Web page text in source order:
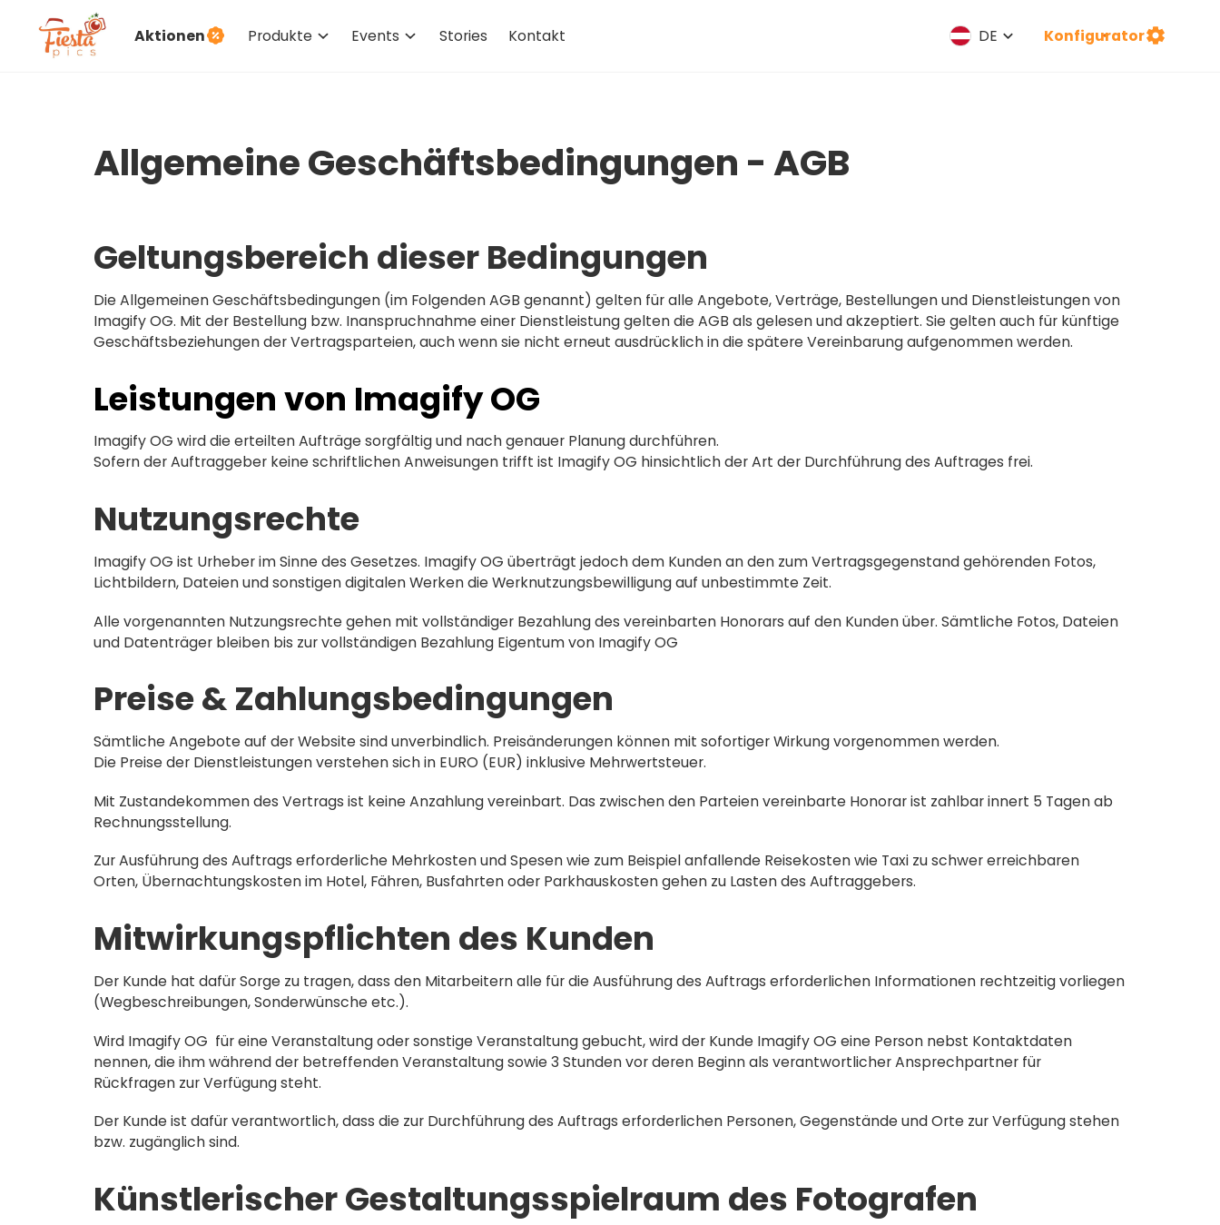
Aktionen Produkte Events Stories Kontakt DE Konfigurator
Allgemeine Geschäftsbedingungen - AGB
Geltungsbereich dieser Bedingungen
Die Allgemeinen Geschäftsbedingungen (im Folgenden AGB genannt) gelten für alle Angebote, Verträge, Bestellungen und Dienstleistungen von
Imagify OG. Mit der Bestellung bzw. Inanspruchnahme einer Dienstleistung gelten die AGB als gelesen und akzeptiert. Sie gelten auch für künftige
Geschäftsbeziehungen der Vertragsparteien, auch wenn sie nicht erneut ausdrücklich in die spätere Vereinbarung aufgenommen werden.
Leistungen von Imagify OG
Imagify OG wird die erteilten Aufträge sorgfältig und nach genauer Planung durchführen.
Sofern der Auftraggeber keine schriftlichen Anweisungen trifft ist Imagify OG hinsichtlich der Art der Durchführung des Auftrages frei.
Nutzungsrechte
Imagify OG ist Urheber im Sinne des Gesetzes. Imagify OG überträgt jedoch dem Kunden an den zum Vertragsgegenstand gehörenden Fotos,
Lichtbildern, Dateien und sonstigen digitalen Werken die Werknutzungsbewilligung auf unbestimmte Zeit.
Alle vorgenannten Nutzungsrechte gehen mit vollständiger Bezahlung des vereinbarten Honorars auf den Kunden über. Sämtliche Fotos, Dateien
und Datenträger bleiben bis zur vollständigen Bezahlung Eigentum von Imagify OG
Preise & Zahlungsbedingungen
Sämtliche Angebote auf der Website sind unverbindlich. Preisänderungen können mit sofortiger Wirkung vorgenommen werden.
Die Preise der Dienstleistungen verstehen sich in EURO (EUR) inklusive Mehrwertsteuer.
Mit Zustandekommen des Vertrags ist keine Anzahlung vereinbart. Das zwischen den Parteien vereinbarte Honorar ist zahlbar innert 5 Tagen ab
Rechnungsstellung.
Zur Ausführung des Auftrags erforderliche Mehrkosten und Spesen wie zum Beispiel anfallende Reisekosten wie Taxi zu schwer erreichbaren
Orten, Übernachtungskosten im Hotel, Fähren, Busfahrten oder Parkhauskosten gehen zu Lasten des Auftraggebers.
Mitwirkungspflichten des Kunden
Der Kunde hat dafür Sorge zu tragen, dass den Mitarbeitern alle für die Ausführung des Auftrags erforderlichen Informationen rechtzeitig vorliegen
(Wegbeschreibungen, Sonderwünsche etc.).
Wird Imagify OG für eine Veranstaltung oder sonstige Veranstaltung gebucht, wird der Kunde Imagify OG eine Person nebst Kontaktdaten
nennen, die ihm während der betreffenden Veranstaltung sowie 3 Stunden vor deren Beginn als verantwortlicher Ansprechpartner für
Rückfragen zur Verfügung steht.
Der Kunde ist dafür verantwortlich, dass die zur Durchführung des Auftrags erforderlichen Personen, Gegenstände und Orte zur Verfügung stehen
bzw. zugänglich sind.
Künstlerischer Gestaltungsspielraum des Fotografen